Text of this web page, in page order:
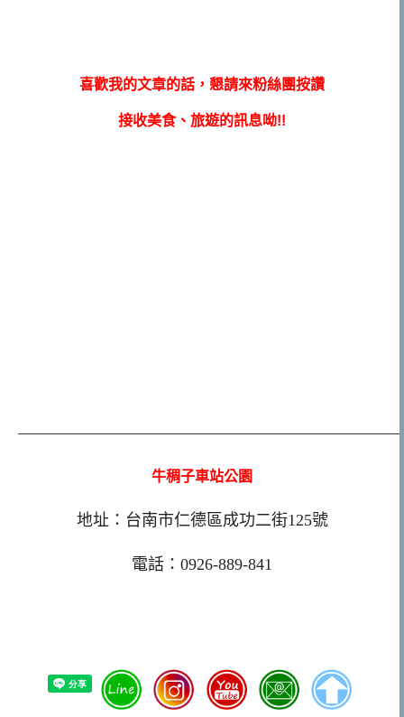
喜歡我的文章的話，懇請來粉絲團按讚
接收美食、旅遊的訊息呦!!
牛稠子車站公園
地址：台南市仁德區成功二街125號
電話：0926-889-841